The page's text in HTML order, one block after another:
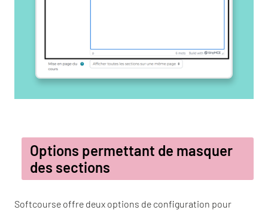
Options permettant de masquer
des sections
Softcourse offre deux options de configuration pour